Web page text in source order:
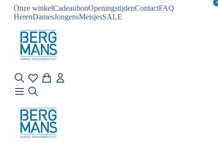
Onze winkelCadeaubonOpeningstijdenContactFAQ
HerenDamesJongensMeisjesSALE
×
×